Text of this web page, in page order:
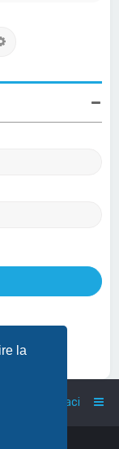
la
Contattaci